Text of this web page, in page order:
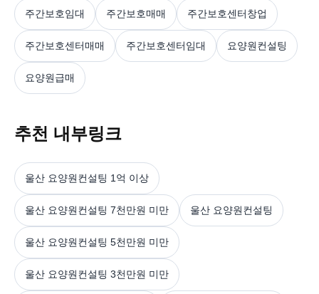
주간보호임대 주간보호매매 주간보호센터창업
주간보호센터매매 주간보호센터임대 요양원컨설팅
요양원급매
추천 내부링크
울산 요양원컨설팅 1억 이상
울산 요양원컨설팅 7천만원 미만 울산 요양원컨설팅
울산 요양원컨설팅 5천만원 미만
울산 요양원컨설팅 3천만원 미만